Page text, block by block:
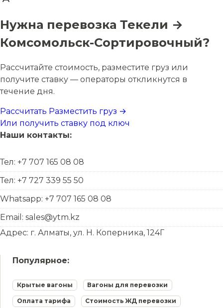
Нужна перевозка Текели →
Комсомольск-Сортировочный?
Рассчитайте стоимость, разместите груз или
получите ставку — операторы откликнутся в
течение дня.
Рассчитать Разместить груз →
Или получить ставку под ключ
Наши контакты:
Тел: +7 707 165 08 08
Тел: +7 727 339 55 50
Whatsapp: +7 707 165 08 08
Email: sales@ytm.kz
Адрес: г. Алматы, ул. Н. Коперника, 124Г
Популярное:
Крытые вагоны Вагоны для перевозки
Оплата тарифа Стоимость ЖД перевозки